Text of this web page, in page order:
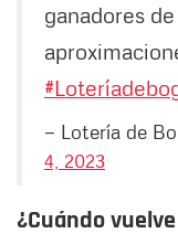
ganadores
— Lotería de
4, 2023
¿Cuándo